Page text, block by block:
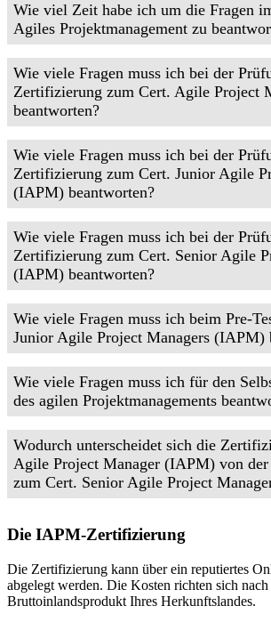
Wie viel Zeit habe ich um die Fragen
Agiles Projektmanagement zu
Wie viele Fragen muss ich bei der
Zertifizierung zum Cert. Agile Project
beantworten?
Wie viele Fragen muss ich bei der
Zertifizierung zum Cert. Junior Agile
(IAPM) beantworten?
Wie viele Fragen muss ich bei der
Zertifizierung zum Cert. Senior Agile
(IAPM) beantworten?
Wie viele Fragen muss ich beim Pre-
Junior Agile Project Managers (IAPM)
Wie viele Fragen muss ich für den
des agilen Projektmanagements
Wodurch unterscheidet sich die
Agile Project Manager (IAPM) von
zum Cert. Senior Agile Project
Die IAPM-Zertifizierung
Die Zertifizierung kann über ein reputiertes
abgelegt werden. Die Kosten richten sich nach
Bruttoinlandsprodukt Ihres Herkunftslandes.